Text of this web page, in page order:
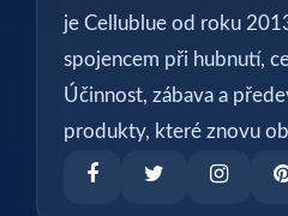
je Cellublue od roku
spojencem při hubnutí,
Účinnost, zábava a
produkty, které znovu